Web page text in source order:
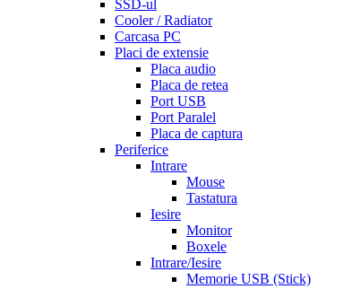
SSD-ul
Cooler / Radiator
Carcasa PC
Placi de extensie
Placa audio
Placa de retea
Port USB
Port Paralel
Placa de captura
Periferice
Intrare
Mouse
Tastatura
Iesire
Monitor
Boxele
Intrare/Iesire
Memorie USB (Stick)